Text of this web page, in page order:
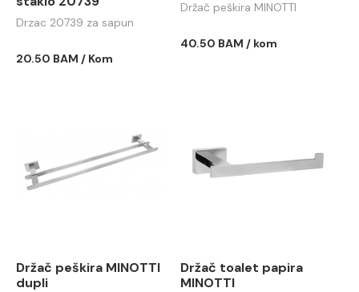
Drzac 20739 za sapun
20.50 BAM / Kom
Držač peškira MINOTTI
40.50 BAM / kom
Držač peškira MINOTTI
dupli
Držač toalet papira
MINOTTI